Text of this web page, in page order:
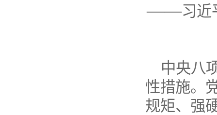
——习近
中央八
性措施。
规矩、强